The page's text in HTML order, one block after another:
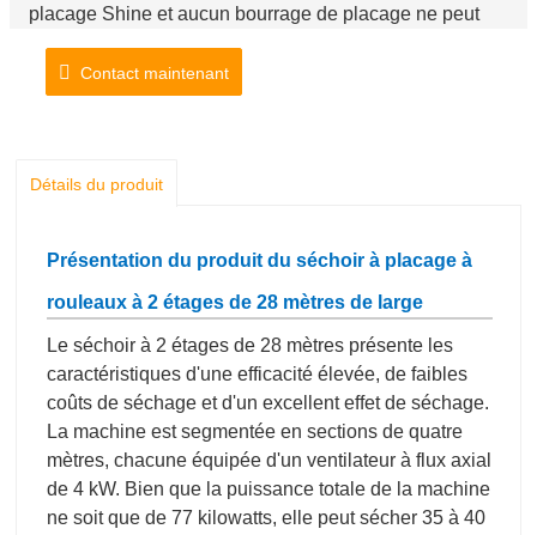
placage Shine et aucun bourrage de placage ne peut
Contact maintenant
Détails du produit
Présentation du produit du séchoir à placage à
rouleaux à 2 étages de 28 mètres de large
Le séchoir à 2 étages de 28 mètres présente les
caractéristiques d'une efficacité élevée, de faibles
coûts de séchage et d'un excellent effet de séchage.
La machine est segmentée en sections de quatre
mètres, chacune équipée d'un ventilateur à flux axial
de 4 kW. Bien que la puissance totale de la machine
ne soit que de 77 kilowatts, elle peut sécher 35 à 40